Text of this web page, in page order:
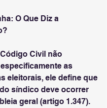
O Que Diz a
Civil não
as
eleitorais, ele define que
síndico deve ocorrer
geral (artigo 1.347).